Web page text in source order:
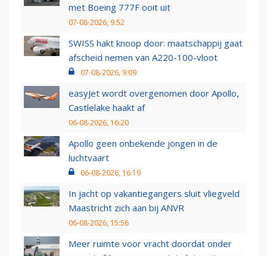
met Boeing 777F ooit uit
07-08-2026, 9:52
SWISS hakt knoop door: maatschappij gaat
afscheid nemen van A220-100-vloot
07-08-2026, 9:09
easyJet wordt overgenomen door Apollo,
Castlelake haakt af
06-08-2026, 16:20
Apollo geen onbekende jongen in de
luchtvaart
06-08-2026, 16:19
In jacht op vakantiegangers sluit vliegveld
Maastricht zich aan bij ANVR
06-08-2026, 15:56
Meer ruimte voor vracht doordat onder